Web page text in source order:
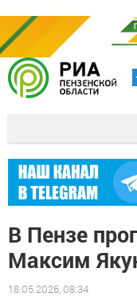
В Пензе
Максим
18.05.2026, 08:34